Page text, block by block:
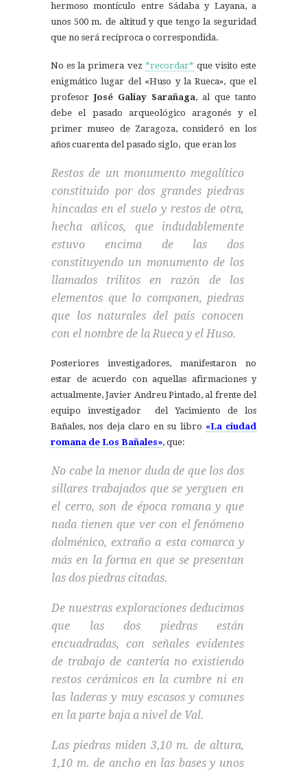
hermoso montículo entre Sádaba y Layana, a
unos 500 m. de altitud y que tengo la seguridad
que no será recíproca o correspondida.
No es la primera vez *recordar* que visito este
enigmático lugar del «Huso y la Rueca», que el
profesorJosé Galiay Sarañaga, al que tanto
debe el pasado arqueológico aragonés y el
primer museo de Zaragoza, consideró en los
años cuarenta del pasado siglo, que eran los
Restos de un monumento megalítico
constituido por dos grandes piedras
hincadas en el suelo y restos de otra,
hecha añicos, que indudablemente
estuvo encima de las dos
constituyendo un monumento de los
llamados trilitos en razón de los
elementos que lo componen, piedras
que los naturales del país conocen
con el nombre de la Rueca y el Huso.
Posteriores investigadores, manifestaron no
estar de acuerdo con aquellas afirmaciones y
actualmente, Javier Andreu Pintado, al frente del
equipo investigador del Yacimiento de los
Bañales, nos deja claro en su libro «La ciudad
romana de Los Bañales», que:
No cabe la menor duda de que los dos
sillares trabajados que se yerguen en
el cerro, son de época romana y que
nada tienen que ver con el fenómeno
dolménico, extraño a esta comarca y
más en la forma en que se presentan
las dos piedras citadas.
De nuestras exploraciones deducimos
que las dos piedras están
encuadradas, con señales evidentes
de trabajo de cantería no existiendo
restos cerámicos en la cumbre ni en
las laderas y muy escasos y comunes
en la parte baja a nivel de Val.
Las piedras miden 3,10 m. de altura,
1,10 m. de ancho en las bases y unos